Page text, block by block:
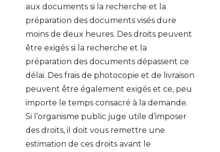
aux documents si la recherche et la
préparation des documents visés dure
moins de deux heures. Des droits peuvent
être exigés si la recherche et la
préparation des documents dépassent ce
délai. Des frais de photocopie et de livraison
peuvent être également exigés et ce, peu
importe le temps consacré à la demande.
Si l’organisme public juge utile d’imposer
des droits, il doit vous remettre une
estimation de ces droits avant le